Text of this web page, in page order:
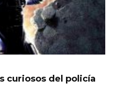
curiosos del policía